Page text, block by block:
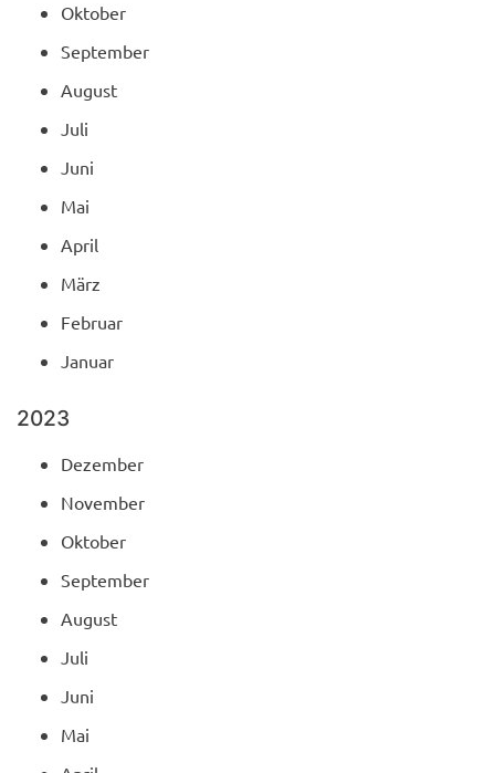
Oktober
September
August
Juli
Juni
Mai
April
März
Februar
Januar
2023
Dezember
November
Oktober
September
August
Juli
Juni
Mai